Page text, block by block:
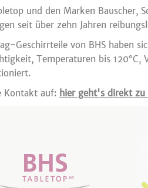
und den Marken Bauscher,
seit über zehn Jahren
Geschirrteile von BHS haben
Temperaturen bis
Kontakt auf: hier geht's direkt zu